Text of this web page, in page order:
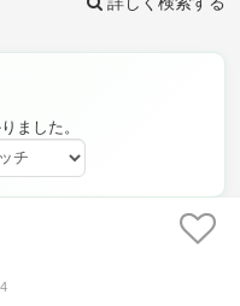
ました。
作 書写